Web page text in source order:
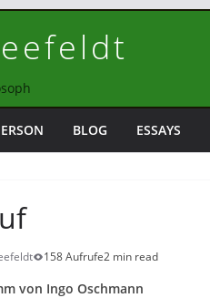
BLOG ESSAYS
158 Aufrufe2 min read
von Ingo Oschmann